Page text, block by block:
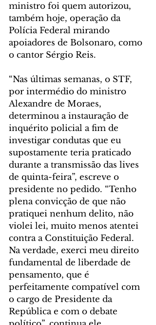
ministro foi quem autorizou,
também hoje, operação da
Polícia Federal mirando
apoiadores de Bolsonaro, como
o cantor Sérgio Reis.
“Nas últimas semanas, o STF,
por intermédio do ministro
Alexandre de Moraes,
determinou a instauração de
inquérito policial a fim de
investigar condutas que eu
supostamente teria praticado
durante a transmissão das lives
de quinta-feira”, escreve o
presidente no pedido. “Tenho
plena convicção de que não
pratiquei nenhum delito, não
violei lei, muito menos atentei
contra a Constituição Federal.
Na verdade, exerci meu direito
fundamental de liberdade de
pensamento, que é
perfeitamente compatível com
o cargo de Presidente da
República e com o debate